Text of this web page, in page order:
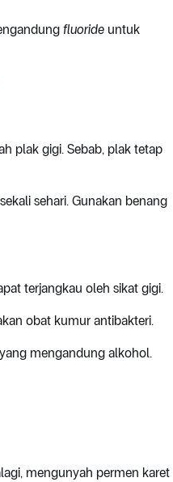
fluoride untuk
plak gigi. Sebab, plak tetap
sehari. Gunakan benang
terjangkau oleh sikat gigi.
obat kumur antibakteri.
mengandung alkohol.
mengunyah permen karet